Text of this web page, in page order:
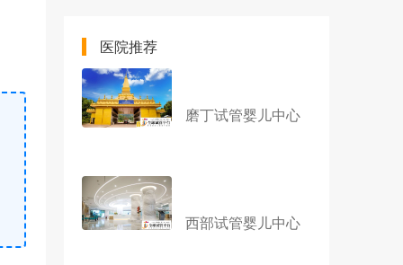
医院推荐
磨丁试管婴儿中心
西部试管婴儿中心